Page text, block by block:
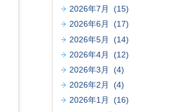
2026年7月 (15)
2026年6月 (17)
2026年5月 (14)
2026年4月 (12)
2026年3月 (4)
2026年2月 (4)
2026年1月 (16)